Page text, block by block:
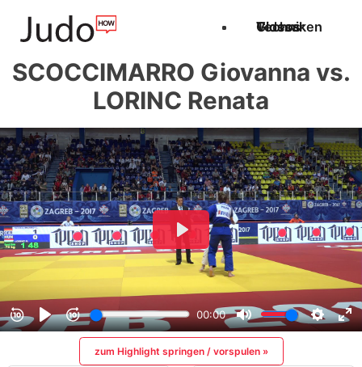
Techniken
Videos
Glossar
SCOCCIMARRO Giovanna vs.
LORINC Renata
zum Highlight springen / vorspulen »